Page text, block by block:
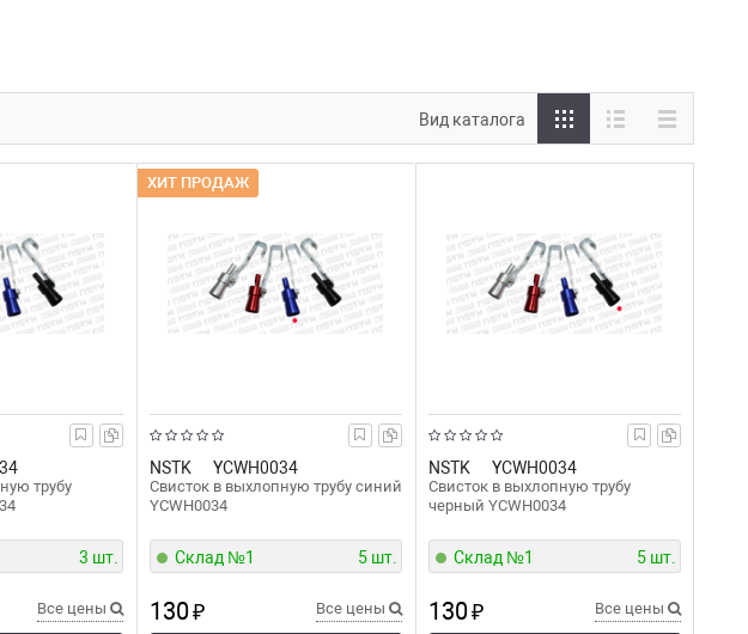
Вид каталога
трубу
3 шт.
Все цены
NSTK YCWH0034
Свисток в выхлопную трубу синий
YCWH0034
ХИТ ПРОДАЖ
Склад №1 5 шт.
130₽ Все цены
NSTK YCWH0034
Свисток в выхлопную трубу
черный YCWH0034
Склад №1 5 шт.
130₽ Все цены